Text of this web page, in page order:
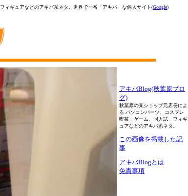
ィギュアなどのアキバ系ネタ。世界で一番「アキバ」な個人サイト(Google)
アキバBlog(秋葉原ブロ
グ)
秋葉原の某ショップ元店長によ
る パソコンパーツ、コスプレ
喫茶、ゲーム、同人誌、フィギ
ュアなどのアキバ系ネタ。
この画像を掲載した記
事
アキバBlogとは
免責事項